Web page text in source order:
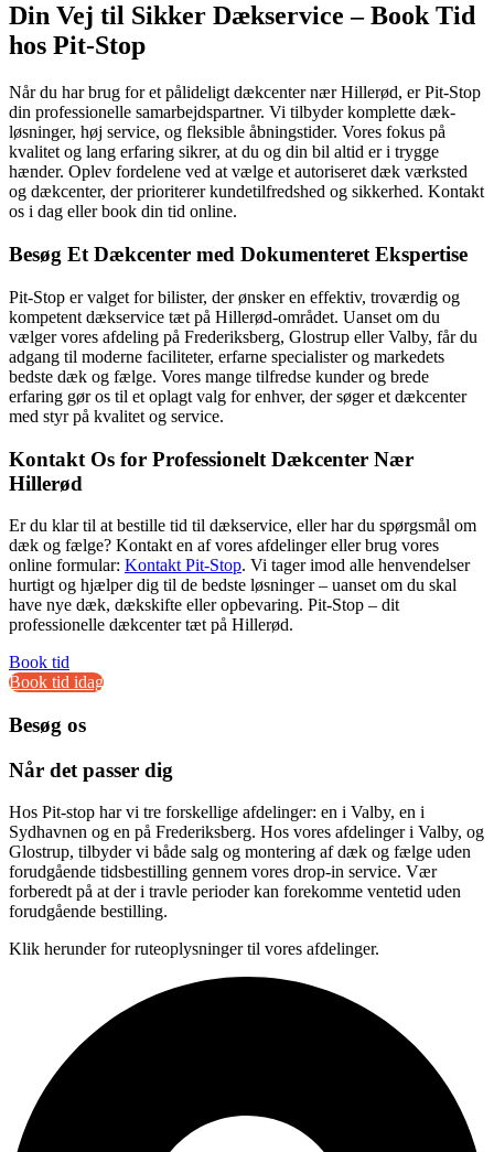
Din Vej til Sikker Dækservice – Book Tid
hos Pit-Stop
Når du har brug for et pålideligt dækcenter nær Hillerød, er Pit-Stop
din professionelle samarbejdspartner. Vi tilbyder komplette dæk-
løsninger, høj service, og fleksible åbningstider. Vores fokus på
kvalitet og lang erfaring sikrer, at du og din bil altid er i trygge
hænder. Oplev fordelene ved at vælge et autoriseret dæk værksted
og dækcenter, der prioriterer kundetilfredshed og sikkerhed. Kontakt
os i dag eller book din tid online.
Besøg Et Dækcenter med Dokumenteret Ekspertise
Pit-Stop er valget for bilister, der ønsker en effektiv, troværdig og
kompetent dækservice tæt på Hillerød-området. Uanset om du
vælger vores afdeling på Frederiksberg, Glostrup eller Valby, får du
adgang til moderne faciliteter, erfarne specialister og markedets
bedste dæk og fælge. Vores mange tilfredse kunder og brede
erfaring gør os til et oplagt valg for enhver, der søger et dækcenter
med styr på kvalitet og service.
Kontakt Os for Professionelt Dækcenter Nær
Hillerød
Er du klar til at bestille tid til dækservice, eller har du spørgsmål om
dæk og fælge? Kontakt en af vores afdelinger eller brug vores
online formular: Kontakt Pit-Stop. Vi tager imod alle henvendelser
hurtigt og hjælper dig til de bedste løsninger – uanset om du skal
have nye dæk, dækskifte eller opbevaring. Pit-Stop – dit
professionelle dækcenter tæt på Hillerød.
Book tid
Book tid idag
Besøg os
Når det passer dig
Hos Pit-stop har vi tre forskellige afdelinger: en i Valby, en i
Sydhavnen og en på Frederiksberg. Hos vores afdelinger i Valby, og
Glostrup, tilbyder vi både salg og montering af dæk og fælge uden
forudgående tidsbestilling gennem vores drop-in service. Vær
forberedt på at der i travle perioder kan forekomme ventetid uden
forudgående bestilling.
Klik herunder for ruteoplysninger til vores afdelinger.